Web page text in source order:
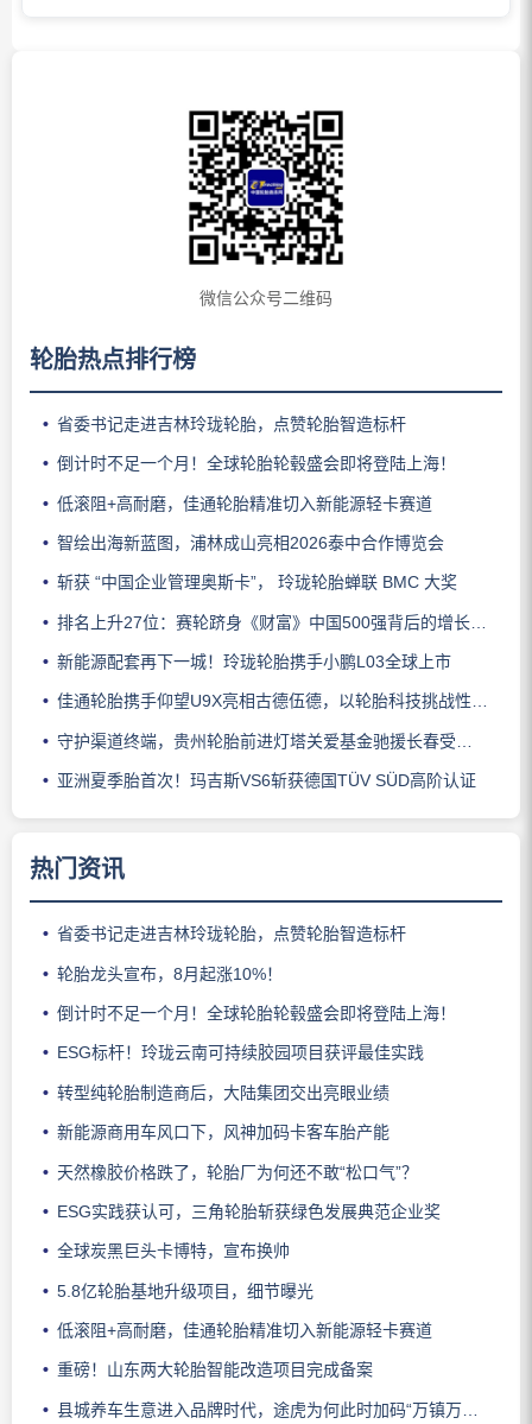
微信公众号二维码
轮胎热点排行榜
省委书记走进吉林玲珑轮胎，点赞轮胎智造标杆
倒计时不足一个月！全球轮胎轮毂盛会即将登陆上海！
低滚阻+高耐磨，佳通轮胎精准切入新能源轻卡赛道
智绘出海新蓝图，浦林成山亮相2026泰中合作博览会
斩获 “中国企业管理奥斯卡”， 玲珑轮胎蝉联 BMC 大奖
排名上升27位：赛轮跻身《财富》中国500强背后的增长逻辑
新能源配套再下一城！玲珑轮胎携手小鹏L03全球上市
佳通轮胎携手仰望U9X亮相古德伍德，以轮胎科技挑战性能边界
守护渠道终端，贵州轮胎前进灯塔关爱基金驰援长春受灾门店
亚洲夏季胎首次！玛吉斯VS6斩获德国TÜV SÜD高阶认证
热门资讯
省委书记走进吉林玲珑轮胎，点赞轮胎智造标杆
轮胎龙头宣布，8月起涨10%！
倒计时不足一个月！全球轮胎轮毂盛会即将登陆上海！
ESG标杆！玲珑云南可持续胶园项目获评最佳实践
转型纯轮胎制造商后，大陆集团交出亮眼业绩
新能源商用车风口下，风神加码卡客车胎产能
天然橡胶价格跌了，轮胎厂为何还不敢“松口气”？
ESG实践获认可，三角轮胎斩获绿色发展典范企业奖
全球炭黑巨头卡博特，宣布换帅
5.8亿轮胎基地升级项目，细节曝光
低滚阻+高耐磨，佳通轮胎精准切入新能源轻卡赛道
重磅！山东两大轮胎智能改造项目完成备案
县城养车生意进入品牌时代，途虎为何此时加码“万镇万店”？